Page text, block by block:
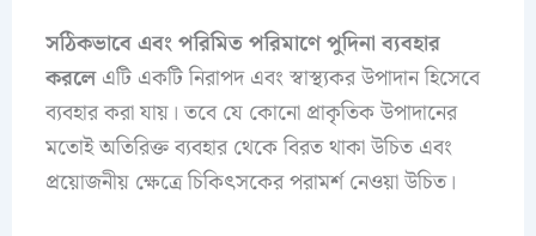
সঠিকভাবে এবং পরিমিত পরিমাণে পুদিনা ব্যবহার
করলেএটি একটি নিরাপদ এবং স্বাস্থ্যকর উপাদান হিসেবে
ব্যবহার করা যায়। তবে যে কোনো প্রাকৃতিক উপাদানের
মতোই অতিরিক্ত ব্যবহার থেকে বিরত থাকা উচিত এবং
প্রয়োজনীয় ক্ষেত্রে চিকিৎসকের পরামর্শ নেওয়া উচিত।